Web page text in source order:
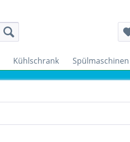
Kühlschrank Spülmaschinen